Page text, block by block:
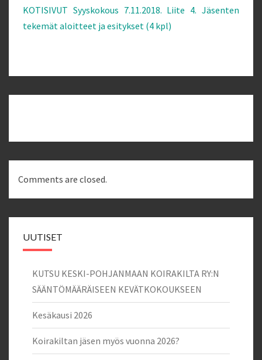
JA
ESITYKSET
KOTISIVUT Syyskokous 7.11.2018. Liite 4. Jäsenten
tekemät aloitteet ja esitykset (4 kpl)
Comments are closed.
UUTISET
KUTSU KESKI-POHJANMAAN KOIRAKILTA RY:N
SÄÄNTÖMÄÄRÄISEEN KEVÄTKOKOUKSEEN
Kesäkausi 2026
Koirakiltan jäsen myös vuonna 2026?